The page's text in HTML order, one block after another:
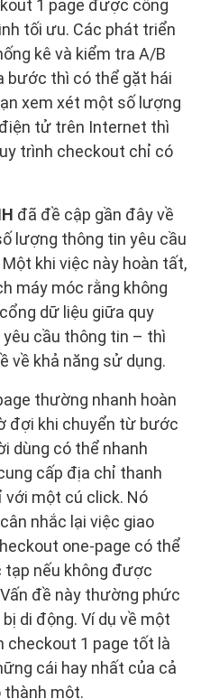
1 page được công
tối ưu. Các phát triển
kê và kiểm tra A/B
bước thì có thể gặt hái
xem xét một số lượng
tử trên Internet thì
trình checkout chỉ có
đã đề cập gần đây về
lượng thông tin yêu cầu
khi việc này hoàn tất,
máy móc rằng không
dữ liệu giữa quy
yêu cầu thông tin – thì
về khả năng sử dụng.
thường nhanh hoàn
đợi khi chuyển từ bước
dùng có thể nhanh
cấp địa chỉ thanh
với một cú click. Nó
nhắc lại việc giao
one-page có thể
tạp nếu không được
đề này thường phức
di động. Ví dụ về một
checkout 1 page tốt là
cái hay nhất của cả
thành một.